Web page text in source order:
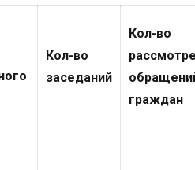
Кол-во
заседаний
Кол-во
граждан